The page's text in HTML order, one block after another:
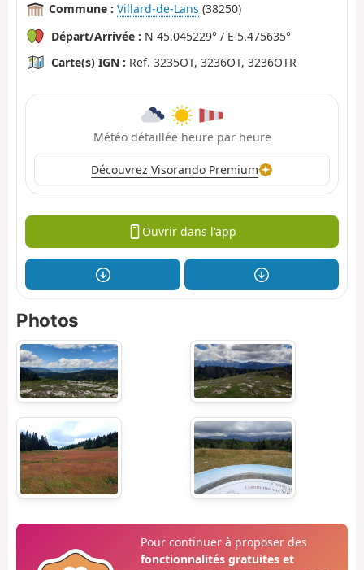
Commune : Villard-de-Lans (38250)
Départ/Arrivée : N 45.045229° / E 5.475635°
Carte(s) IGN : Ref. 3235OT, 3236OT, 3236OTR
Météo détaillée heure par heure
Découvrez Visorando Premium
Ouvrir dans l'app
Photos
Pour continuer à proposer des
fonctionnalités gratuites et